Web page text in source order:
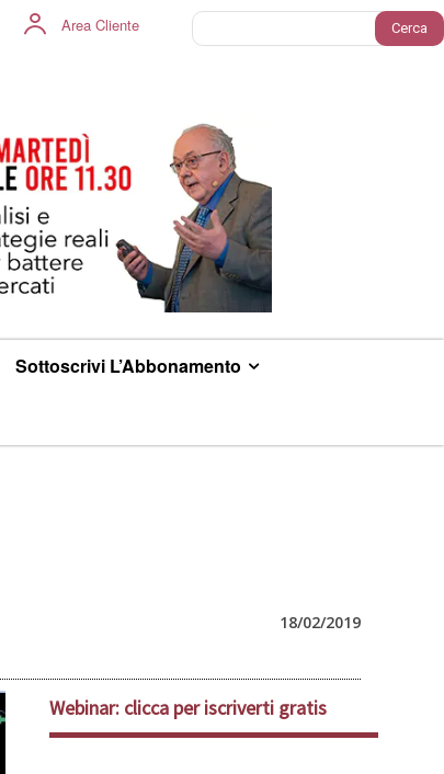
Area Cliente Cerca
Sottoscrivi L’Abbonamento
18/02/2019
Webinar: clicca per iscriverti gratis